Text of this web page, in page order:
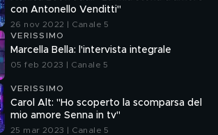
con Antonello Venditti"
26 nov 2022 | Canale 5
VERISSIMO
Marcella Bella: l'intervista integrale
05 feb 2023 | Canale 5
VERISSIMO
Carol Alt: "Ho scoperto la scomparsa del
mio amore Senna in tv"
25 mar 2023 | Canale 5